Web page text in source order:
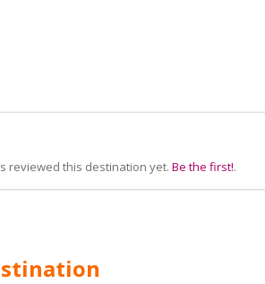
reviewed this destination yet. Be the first!.